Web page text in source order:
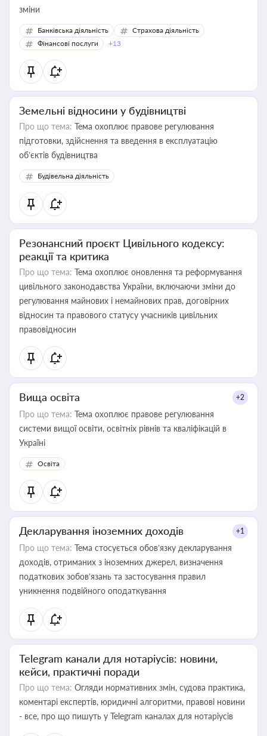
зміни
Банківська діяльність
Страхова діяльність
Фінансові послуги
+13
Земельні відносини у будівництві
Про що тема: Тема охоплює правове регулювання
підготовки, здійснення та введення в експлуатацію
об’єктів будівництва
Будівельна діяльність
Резонансний проєкт Цивільного кодексу:
реакції та критика
Про що тема: Тема охоплює оновлення та реформування
цивільного законодавства України, включаючи зміни до
регулювання майнових і немайнових прав, договірних
відносин та правового статусу учасників цивільних
правовідносин
Вища освіта +2
Про що тема: Тема охоплює правове регулювання
системи вищої освіти, освітніх рівнів та кваліфікацій в
Україні
Освіта
Декларування іноземних доходів +1
Про що тема: Тема стосується обов’язку декларування
доходів, отриманих з іноземних джерел, визначення
податкових зобов’язань та застосування правил
уникнення подвійного оподаткування
Telegram канали для нотаріусів: новини,
кейси, практичні поради
Про що тема: Огляди нормативних змін, судова практика,
коментарі експертів, юридичні алгоритми, правові новини
- все, про що пишуть у Telegram каналах для нотаріусів